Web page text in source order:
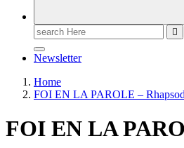
Newsletter
Home
FOI EN LA PAROLE –
FOI EN LA